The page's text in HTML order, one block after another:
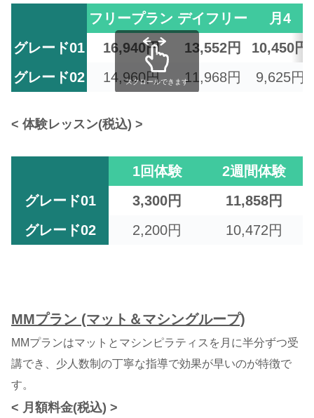
フリープラン デイフリー
月4
グレード01
16,940円 13,552円 10,450円
グレード02
14,960円 11,968円 9,625円
スクロールできます
< 体験レッスン(税込) >
1回体験
2週間体験
グレード01
3,300円
11,858円
グレード02
2,200円 10,472円
MMプラン (マット＆マシングループ)
MMプランはマットとマシンピラティスを月に半分ずつ受
講でき、少人数制の丁寧な指導で効果が早いのが特徴で
す。
< 月額料金(税込) >